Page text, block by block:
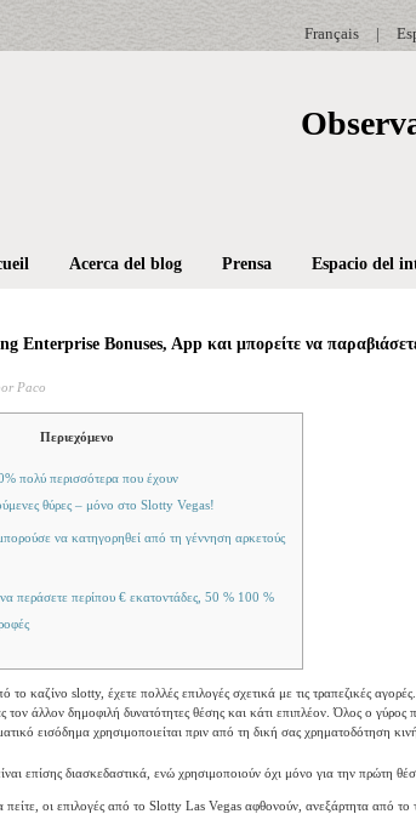
|
Français
Acerca del blog Prensa Espacio del
Enterprise Bonuses, App και μπορείτε να παραβιάσετε
Paco
Περιεχόμενο
πολύ περισσότερα που έχουν
θύρες – μόνο στο Slotty Vegas!
να κατηγορηθεί από τη γέννηση αρκετούς
περάσετε περίπου € εκατοντάδες, 50 % 100 %
το καζίνο slotty, έχετε πολλές επιλογές σχετικά με τις τραπεζικές
τον άλλον δημοφιλή δυνατότητες θέσης και κάτι επιπλέον.Όλος ο γύρος
εισόδημα χρησιμοποιείται πριν από τη δική σας χρηματοδότηση
επίσης διασκεδαστικά, ενώ χρησιμοποιούν όχι μόνο για την πρώτη
πείτε, οι επιλογές από το Slotty Las Vegas αφθονούν, ανεξάρτητα από